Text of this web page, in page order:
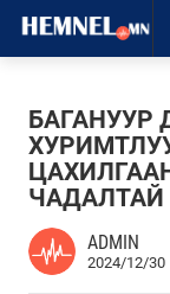
БАГАНУУР
ЧАДАЛТАЙ
ADMIN
2024/12/30